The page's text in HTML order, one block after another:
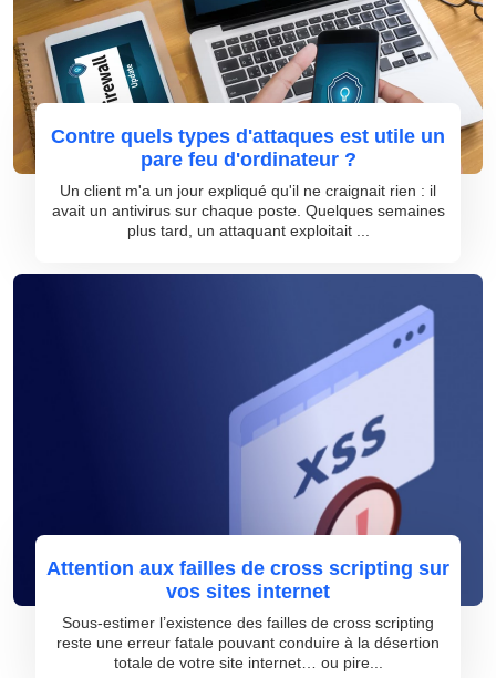
Contre quels types d'attaques est utile un
pare feu d'ordinateur ?
Un client m'a un jour expliqué qu'il ne craignait rien : il
avait un antivirus sur chaque poste. Quelques semaines
plus tard, un attaquant exploitait ...
Attention aux failles de cross scripting sur
vos sites internet
Sous-estimer l’existence des failles de cross scripting
reste une erreur fatale pouvant conduire à la désertion
totale de votre site internet… ou pire...